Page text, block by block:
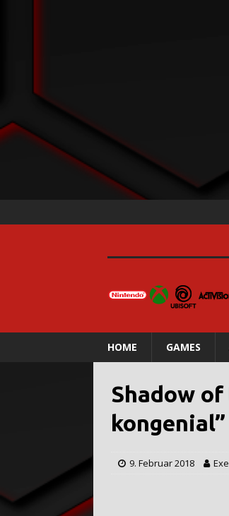
HOME GAMES
Shadow
kongenial”
9. Februar 2018 Exe
Getestet